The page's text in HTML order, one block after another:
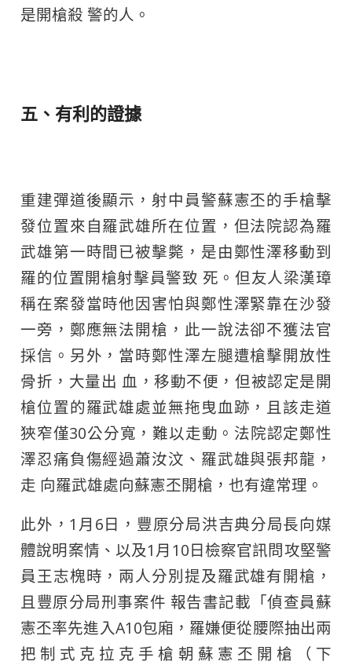
是開槍殺 警的人。
五、有利的證據
重建彈道後顯示，射中員警蘇憲丕的手槍擊
發位置來自羅武雄所在位置，但法院認為羅
武雄第一時間已被擊斃，是由鄭性澤移動到
羅的位置開槍射擊員警致 死。但友人梁漢璋
稱在案發當時他因害怕與鄭性澤緊靠在沙發
一旁，鄭應無法開槍，此一說法卻不獲法官
採信。另外，當時鄭性澤左腿遭槍擊開放性
骨折，大量出 血，移動不便，但被認定是開
槍位置的羅武雄處並無拖曳血跡，且該走道
狹窄僅30公分寬，難以走動。法院認定鄭性
澤忍痛負傷經過蕭汝汶、羅武雄與張邦龍，
走 向羅武雄處向蘇憲丕開槍，也有違常理。
此外，1月6日，豐原分局洪吉典分局長向媒
體說明案情、以及1月10日檢察官訊問攻堅警
員王志槐時，兩人分別提及羅武雄有開槍，
且豐原分局刑事案件 報告書記載「偵查員蘇
憲丕率先進入A10包廂，羅嫌便從腰際抽出兩
把制式克拉克手槍朝蘇憲丕開槍（下